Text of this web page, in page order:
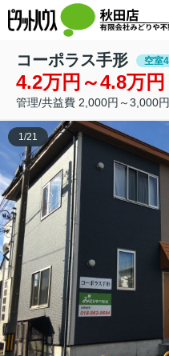
コーポラス手形 空室4
4.2万円～4.8万円
管理/共益費 2,000円～3,000円
1/21